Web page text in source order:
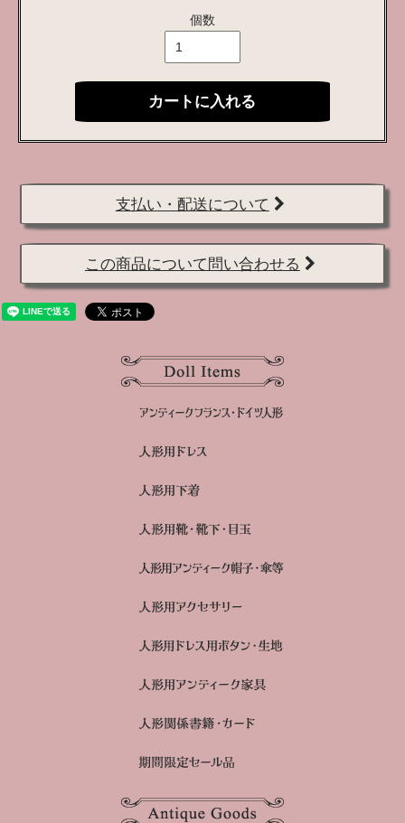
個数
カートに入れる
支払い・配送について
この商品について問い合わせる